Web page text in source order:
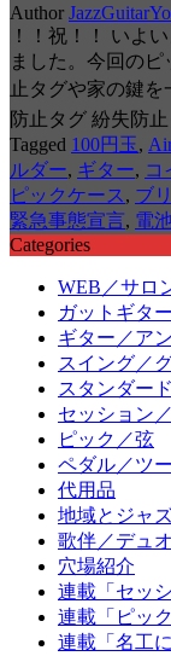
Author
！！祝！！ いよ
ました。今回の
止タグや家の鍵
防止タグ 紛失防
Tagged 100円玉,
ルダー, ギター, コ
ピックケース , ブ
緊急事態宣言, 電
Categories
WEB／サロ
ガットギタ
ギター／ア
スイング／
スタンダード
セッション
ピック／弦
ペダル／ツ
代用品
地域とジャ
歌伴／デュオ
穴場紹介
連載「セッ
連載「ピッ
連載「名工に